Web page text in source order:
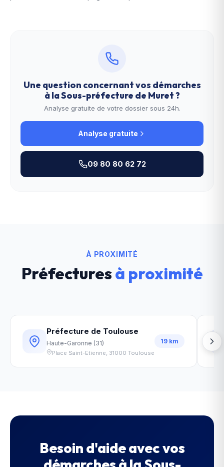
Une question concernant vos démarches
à laSous-préfecture de Muret?
Analyse gratuite de votre dossier sous 24h.
Analyse gratuite
09 80 80 62 72
À PROXIMITÉ
Préfecturesà proximité
Préfecture de Toulouse
Haute-Garonne (31)
Place Saint-Etienne, 31000 Toulouse
19 km
Besoin d'aide avec vos